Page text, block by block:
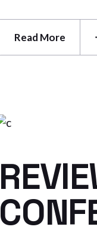
Read More